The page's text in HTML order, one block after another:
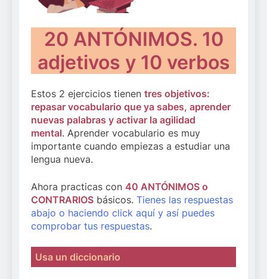
20 ANTÓNIMOS. 10
adjetivos y 10 verbos
Estos 2 ejercicios tienen tres objetivos:
repasar vocabulario que ya sabes, aprender
nuevas palabras y activar la agilidad
mental. Aprender vocabulario es muy
importante cuando empiezas a estudiar una
lengua nueva.
Ahora practicas con 40 ANTÓNIMOS o
CONTRARIOS básicos. Tienes las respuestas
abajo o haciendo click aquí y así puedes
comprobar tus respuestas.
Usa un diccionario